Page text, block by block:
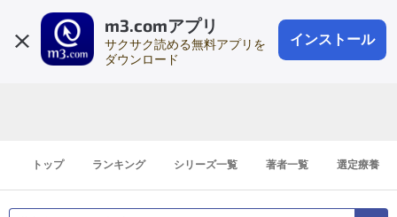
m3.comアプリ
サクサク読める無料アプリを
ダウンロード
インストール
会員登録
登録1分
トップ ランキング シリーズ一覧 著者一覧 選定療養